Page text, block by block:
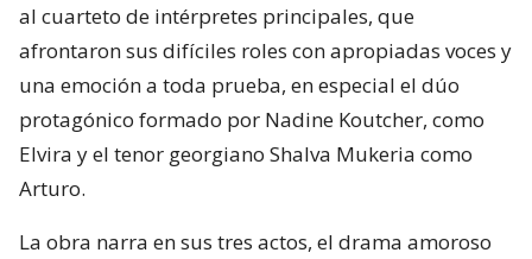
al cuarteto de intérpretes principales, que
afrontaron sus difíciles roles con apropiadas voces y
una emoción a toda prueba, en especial el dúo
protagónico formado por Nadine Koutcher, como
Elvira y el tenor georgiano Shalva Mukeria como
Arturo.
La obra narra en sus tres actos, el drama amoroso